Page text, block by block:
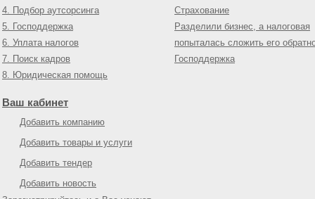
4. Подбор аутсорсинга
5. Господдержка
6. Уплата налогов
7. Поиск кадров
8. Юридическая помощь
Страхование
Разделили бизнес, а налоговая
попыталась сложить его
Господдержка
Ваш кабинет
Добавить компанию
Добавить товары и услуги
Добавить тендер
Добавить новость